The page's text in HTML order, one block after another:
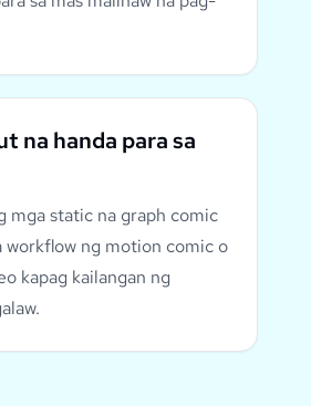
na handa para sa
mga static na graph comic
workflow ng motion comic o
kapag kailangan ng